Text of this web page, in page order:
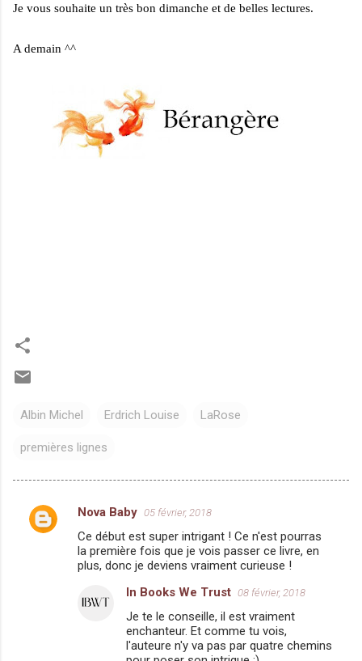
Je vous souhaite un très bon dimanche et de belles lectures.
A demain ^^
Albin Michel Erdrich Louise LaRose
premières lignes
C
Nova Baby 05 février, 2018
Ce début est super intrigant ! Ce n'est pourras
la première fois que je vois passer ce livre, en
plus, donc je deviens vraiment curieuse !
In Books We Trust 08 février, 2018
Je te le conseille, il est vraiment
enchanteur. Et comme tu vois,
l'auteure n'y va pas par quatre chemins